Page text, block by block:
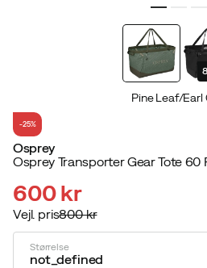
Pine Leaf/Earl
-25%
Osprey
Osprey Transporter Gear Tote 60
discounted
price
600 kr
original
price
Vejl. pris800 kr
Størrelse
not_defined